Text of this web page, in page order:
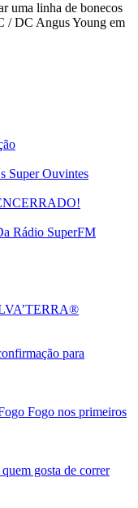
uma linha de bonecos
/ DC Angus Young em
Super Ouvintes
Rádio SuperFM
para
Fogo nos primeiros
gosta de correr